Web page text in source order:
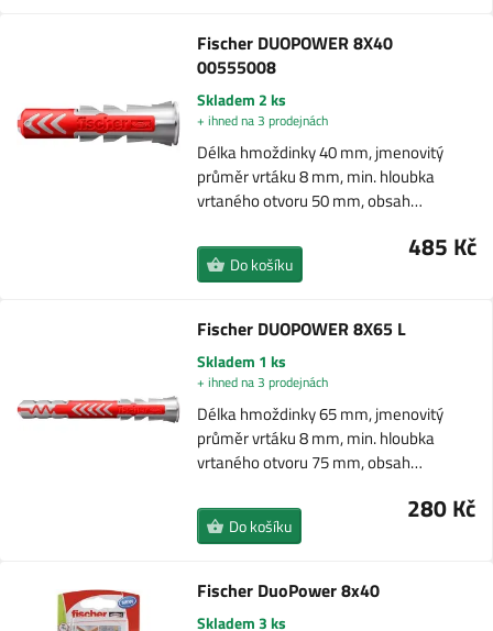
Fischer DUOPOWER 8X40
00555008
Skladem 2 ks
+ ihned na 3 prodejnách
Délka hmoždinky 40 mm, jmenovitý
průměr vrtáku 8 mm, min. hloubka
vrtaného otvoru 50 mm, obsah…
485 Kč
Do košíku
Fischer DUOPOWER 8X65 L
Skladem 1 ks
+ ihned na 3 prodejnách
Délka hmoždinky 65 mm, jmenovitý
průměr vrtáku 8 mm, min. hloubka
vrtaného otvoru 75 mm, obsah…
280 Kč
Do košíku
Fischer DuoPower 8x40
Skladem 3 ks